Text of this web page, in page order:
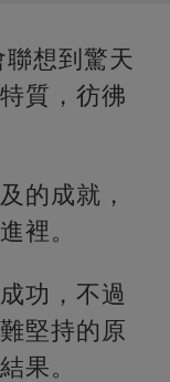
想到驚天
質，彷彿
的成就，
裡。
功，不過
堅持的原
果。​